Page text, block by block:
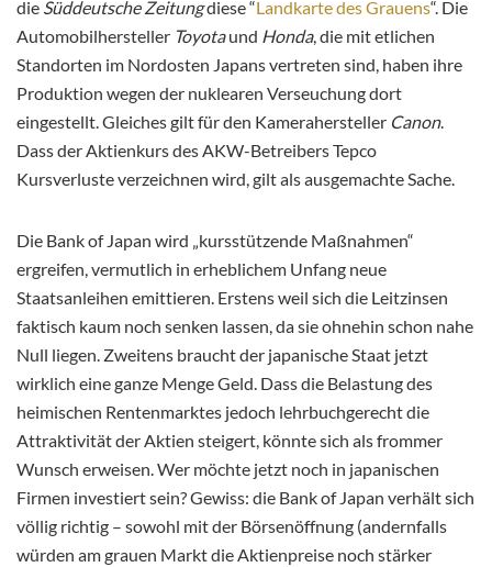
die Süddeutsche Zeitungdiese “Landkarte des Grauens“. Die
Automobilhersteller Toyotaund Honda, die mit etlichen
Standorten im Nordosten Japans vertreten sind, haben ihre
Produktion wegen der nuklearen Verseuchung dort
eingestellt. Gleiches gilt für den Kamerahersteller Canon.
Dass der Aktienkurs des AKW-Betreibers Tepco
Kursverluste verzeichnen wird, gilt als ausgemachte Sache.
Die Bank of Japan wird „kursstützende Maßnahmen“
ergreifen, vermutlich in erheblichem Unfang neue
Staatsanleihen emittieren. Erstens weil sich die Leitzinsen
faktisch kaum noch senken lassen, da sie ohnehin schon nahe
Null liegen. Zweitens braucht der japanische Staat jetzt
wirklich eine ganze Menge Geld. Dass die Belastung des
heimischen Rentenmarktes jedoch lehrbuchgerecht die
Attraktivität der Aktien steigert, könnte sich als frommer
Wunsch erweisen. Wer möchte jetzt noch in japanischen
Firmen investiert sein? Gewiss: die Bank of Japan verhält sich
völlig richtig – sowohl mit der Börsenöffnung (andernfalls
würden am grauen Markt die Aktienpreise noch stärker